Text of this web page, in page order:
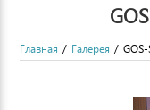
Главная Галерея GOS-